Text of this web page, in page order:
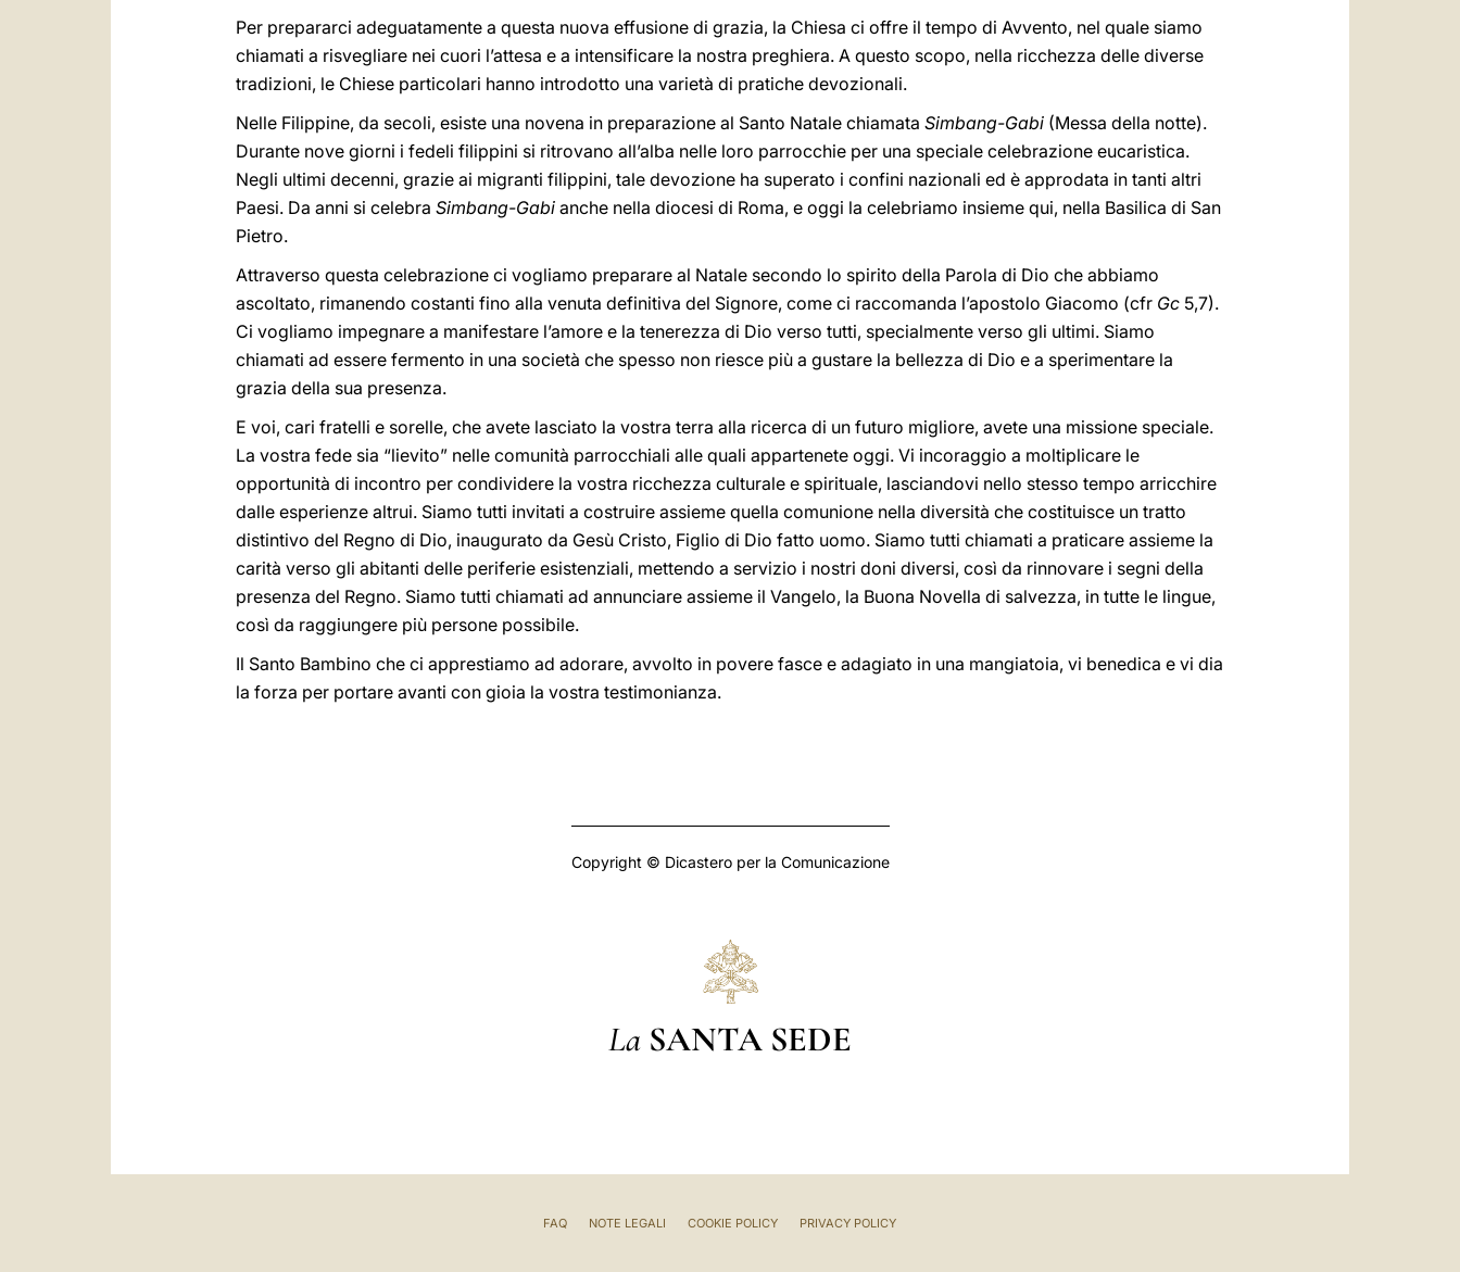
Per prepararci adeguatamente a questa nuova effusione di grazia, la Chiesa ci offre il tempo di Avvento, nel quale siamo
chiamati a risvegliare nei cuori l’attesa e a intensificare la nostra preghiera. A questo scopo, nella ricchezza delle diverse
tradizioni, le Chiese particolari hanno introdotto una varietà di pratiche devozionali.
Nelle Filippine, da secoli, esiste una novena in preparazione al Santo Natale chiamata Simbang-Gabi (Messa della notte).
Durante nove giorni i fedeli filippini si ritrovano all’alba nelle loro parrocchie per una speciale celebrazione eucaristica.
Negli ultimi decenni, grazie ai migranti filippini, tale devozione ha superato i confini nazionali ed è approdata in tanti altri
Paesi. Da anni si celebra Simbang-Gabi anche nella diocesi di Roma, e oggi la celebriamo insieme qui, nella Basilica di San
Pietro.
Attraverso questa celebrazione ci vogliamo preparare al Natale secondo lo spirito della Parola di Dio che abbiamo
ascoltato, rimanendo costanti fino alla venuta definitiva del Signore, come ci raccomanda l’apostolo Giacomo (cfr Gc 5,7).
Ci vogliamo impegnare a manifestare l’amore e la tenerezza di Dio verso tutti, specialmente verso gli ultimi. Siamo
chiamati ad essere fermento in una società che spesso non riesce più a gustare la bellezza di Dio e a sperimentare la
grazia della sua presenza.
E voi, cari fratelli e sorelle, che avete lasciato la vostra terra alla ricerca di un futuro migliore, avete una missione speciale.
La vostra fede sia “lievito” nelle comunità parrocchiali alle quali appartenete oggi. Vi incoraggio a moltiplicare le
opportunità di incontro per condividere la vostra ricchezza culturale e spirituale, lasciandovi nello stesso tempo arricchire
dalle esperienze altrui. Siamo tutti invitati a costruire assieme quella comunione nella diversità che costituisce un tratto
distintivo del Regno di Dio, inaugurato da Gesù Cristo, Figlio di Dio fatto uomo. Siamo tutti chiamati a praticare assieme la
carità verso gli abitanti delle periferie esistenziali, mettendo a servizio i nostri doni diversi, così da rinnovare i segni della
presenza del Regno. Siamo tutti chiamati ad annunciare assieme il Vangelo, la Buona Novella di salvezza, in tutte le lingue,
così da raggiungere più persone possibile.
Il Santo Bambino che ci apprestiamo ad adorare, avvolto in povere fasce e adagiato in una mangiatoia, vi benedica e vi dia
la forza per portare avanti con gioia la vostra testimonianza.
Copyright © Dicastero per la Comunicazione
La SANTA SEDE
FAQ NOTE LEGALI COOKIE POLICY PRIVACY POLICY